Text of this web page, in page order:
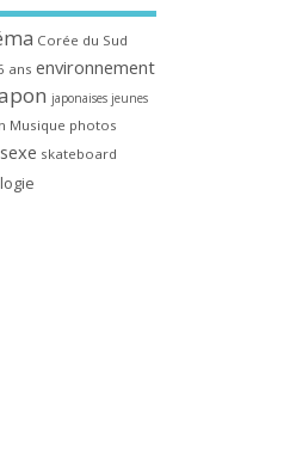
Corée du Sud
ans environnement
japonaises jeunes
Musique photos
sexe skateboard